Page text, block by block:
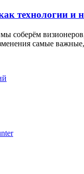
технологии и
мы соберём
самые